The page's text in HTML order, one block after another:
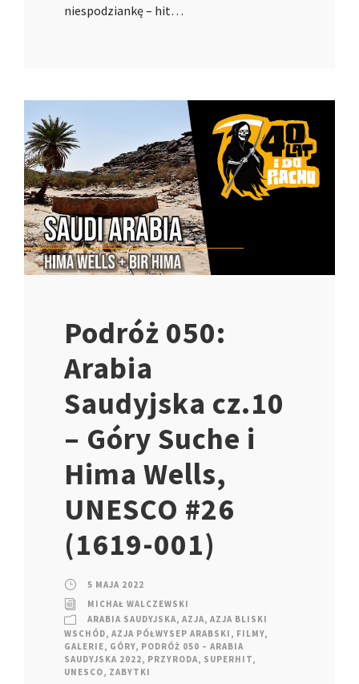
niespodziankę – hit…
Podróż 050:
Arabia
Saudyjska cz.10
– Góry Suche i
Hima Wells,
UNESCO #26
(1619-001)
5 MAJA 2022
MICHAŁ WALCZEWSKI
ARABIA SAUDYJSKA, AZJA, AZJA BLISKI
WSCHÓD, AZJA PÓŁWYSEP ARABSKI , FILMY,
GALERIE, GÓRY, PODRÓŻ 050 – ARABIA
SAUDYJSKA 2022, PRZYRODA, SUPERHIT,
UNESCO, ZABYTKI